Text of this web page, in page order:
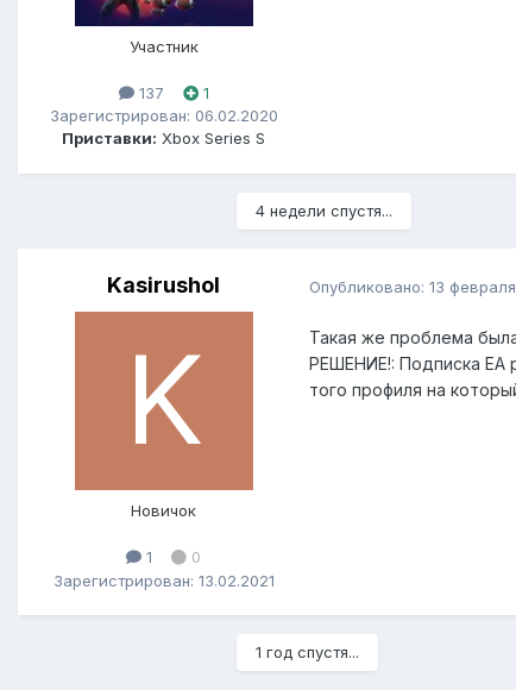
Участник
137
1
Зарегистрирован: 06.02.2020
Приставки: Xbox Series S
4 недели спустя...
Kasirushol
Новичок
1
0
Зарегистрирован: 13.02.2021
Опубликовано: 13
Такая же проблема
РЕШЕНИЕ!: Подписка ЕА
того профиля на
1 год спустя...